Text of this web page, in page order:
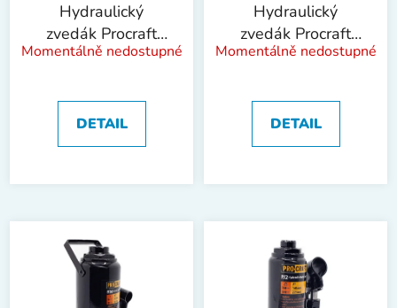
Hydraulický
zvedák Procraft
PJ10 | PJ10
Momentálně nedostupné
DETAIL
Hydraulický
zvedák Procraft
PJ12 | PJ12
Momentálně nedostupné
DETAIL